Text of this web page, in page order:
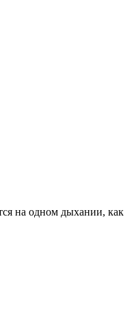
на одном дыхании, как